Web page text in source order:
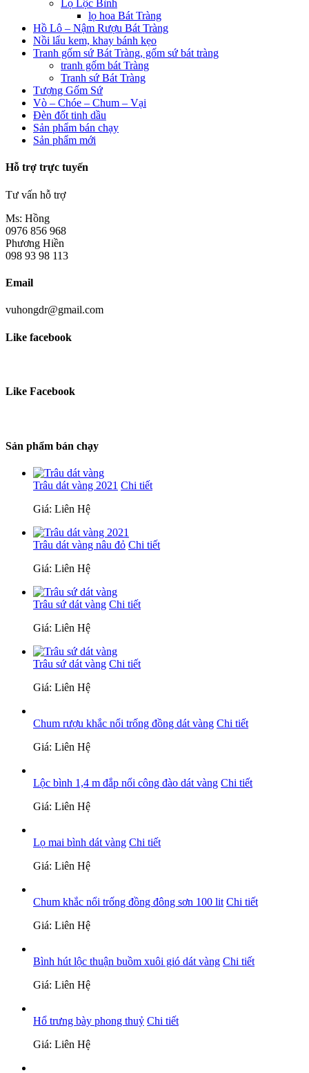
Lọ Lộc Bình
lọ hoa Bát Tràng
Hồ Lô – Nậm Rượu Bát Tràng
Nồi lẩu kem, khay bánh kẹo
Tranh gốm sứ Bát Tràng, gốm sứ bát tràng
tranh gốm bát Tràng
Tranh sứ Bát Tràng
Tượng Gốm Sứ
Vò – Chóe – Chum – Vại
Đèn đốt tinh dầu
Sản phẩm bán chạy
Sản phẩm mới
Hỗ trợ trực tuyến
Tư vấn hỗ trợ
Ms: Hồng
0976 856 968
Phương Hiền
098 93 98 113
Email
vuhongdr@gmail.com
Like facebook
Like Facebook
Sản phẩm bán chạy
Trâu dát vàng 2021 Chi tiết
Giá: Liên Hệ
Trâu dát vàng nâu đỏ Chi tiết
Giá: Liên Hệ
Trâu sứ dát vàng Chi tiết
Giá: Liên Hệ
Trâu sứ dát vàng Chi tiết
Giá: Liên Hệ
Chum rượu khắc nổi trống đồng dát vàng Chi tiết
Giá: Liên Hệ
Lộc bình 1,4 m đắp nổi công đào dát vàng Chi tiết
Giá: Liên Hệ
Lọ mai bình dát vàng Chi tiết
Giá: Liên Hệ
Chum khắc nổi trống đồng đông sơn 100 lit Chi tiết
Giá: Liên Hệ
Bình hút lộc thuận buồm xuôi gió dát vàng Chi tiết
Giá: Liên Hệ
Hổ trưng bày phong thuỷ Chi tiết
Giá: Liên Hệ